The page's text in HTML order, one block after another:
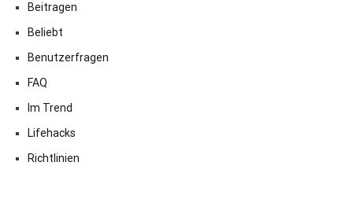
Beitragen
Beliebt
Benutzerfragen
FAQ
Im Trend
Lifehacks
Richtlinien